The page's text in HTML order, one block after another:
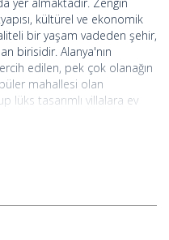
kültürel ve ekonomik
bir yaşam vadeden şehir,
birisidir. Alanya'nın
edilen, pek çok olanağın
mahallesi olan
lüks tasarımlı villalara ev
kotlu ve villaların
çatı katı ile birlikte 4